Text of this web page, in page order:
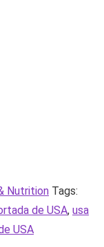
Nutrition Tags:
de USA, usa
USA